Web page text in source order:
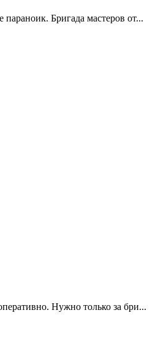
Бригада мастеров от...
Нужно только за бри...